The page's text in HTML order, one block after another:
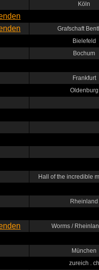
Köln
Grafschaft
Bielefeld
Bochum
Frankfurt
Oldenburg
Hall of the incredible
Rheinland
Worms /
München
zureich . ch